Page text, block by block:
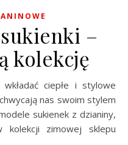
–
kolekcję
ciepłe i stylowe
nas swoim stylem
sukienek z dzianiny,
kolekcji zimowej sklepu